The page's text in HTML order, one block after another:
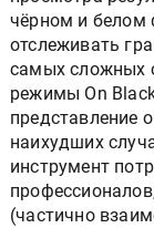
чёрном и белом
отслеживать
самых сложных
режимы On
представление
наихудших
инструмент
(частично